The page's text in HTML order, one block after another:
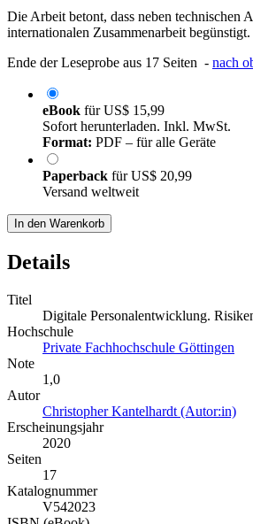
Die Arbeit betont, dass neben technischen
internationalen Zusammenarbeit begünstigt.
Ende der Leseprobe aus 17 Seiten - nach
eBook fürUS$ 15,99
Sofort herunterladen. Inkl. MwSt.
Format: PDF – für alle Geräte
Paperback fürUS$ 20,99
Versand weltweit
In den Warenkorb
Details
Titel
Digitale Personalentwicklung.
Hochschule
Private Fachhochschule Göttingen
Note
1,0
Autor
Christopher Kantelhardt (Autor:in)
Erscheinungsjahr
2020
Seiten
17
Katalognummer
V542023